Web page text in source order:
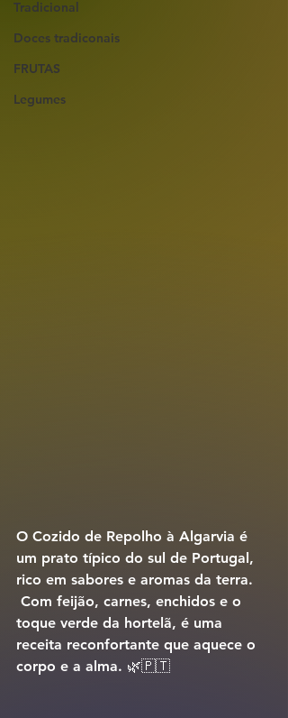
Tradicional
Doces tradiconais
FRUTAS
Legumes
O Cozido de Repolho à Algarvia é
um prato típico do sul de Portugal,
rico em sabores e aromas da terra.
toque verde da hortelã, é uma
receita reconfortante que aquece o
corpo e a alma. 🌿🇵🇹